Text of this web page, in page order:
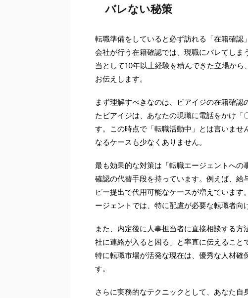
バレない秘策
転職準備をしていると必ず訪れる「在籍確
会社が行う在籍確認では、現職にバレてし
当として10年以上経験を積んできた立場か
お伝えします。
まず理解すべきなのは、ビアイジの在籍確
たビアイジは、あなたの現職に電話をかけ
す。この時点で「転職活動中」とは言いま
なるケースも少なくありません。
最も効果的な対策は「転職エージェントへ
確認の代替手段を持っています。例えば、給
ピー提出で代用可能なケースが増えていま
ージェントでは、特に配慮が必要な転職者向
また、内定後に人事担当者に直接相談する
社に連絡が入ると困る」と率直に伝えること
特に転職市場が活発な現在は、優秀な人材確
す。
さらに実務的なテクニックとして、あなた